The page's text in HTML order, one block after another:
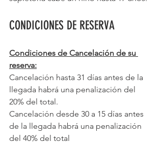
CONDICIONES DE RESERVA
Condiciones de Cancelación de su
reserva:
Cancelación hasta 31 días antes de la
llegada habrá una penalización del
20% del total.
Cancelación desde 30 a 15 días antes
de la llegada habrá una penalización
del 40% del total